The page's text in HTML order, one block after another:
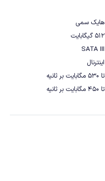
هایک سمی
512 گیگابایت
SATA III
اینترنال
تا 530 مگابایت بر ثانیه
تا 450 مگابایت بر ثانیه